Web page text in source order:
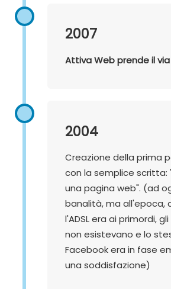
2007
Attiva Web prende il via
2004
Creazione della prima
con la semplice scritta:
una pagina web". (ad
banalità, ma all'epoca,
l'ADSL era ai primordi,
non esistevano e lo
Facebook era in fase
una soddisfazione)